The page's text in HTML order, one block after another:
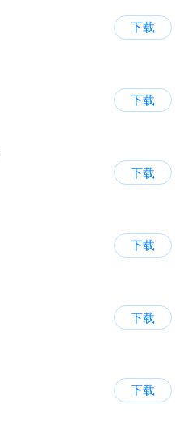
下载
下载
下载
下载
下载
下载